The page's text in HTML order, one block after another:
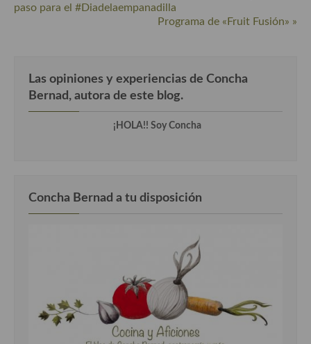
Cocina Gallega
Cocina Madrileña
Cocina Valenciana
Cocina Alemana
Cocina Austriaca
paso para el #Diadelaempanadilla
Programa de «Fruit Fusión» »
Las opiniones y experiencias de Concha
Bernad, autora de este blog.
¡HOLA!! Soy Concha
Concha Bernad a tu disposición